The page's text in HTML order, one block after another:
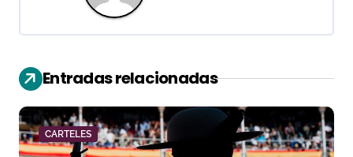
i
ó
n
d
Entradas relacionadas
CARTELES